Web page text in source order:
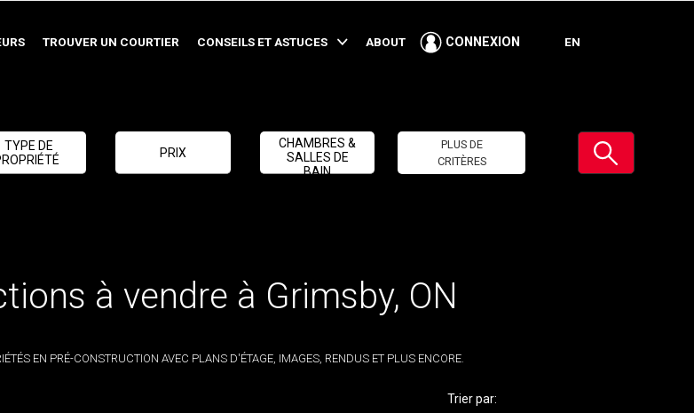
TROUVER UN COURTIER CONSEILS ET ASTUCES ABOUT CONNEXION EN
TYPE DE
PRIX
CHAMBRES &
SALLES DE
BAIN
PLUS DE
CRITÈRES
Soumettre
à vendre à Grimsby, ON
EN PRÉ-CONSTRUCTION AVEC PLANS D'ÉTAGE, IMAGES, RENDUS ET PLUS ENCORE.
Trier par: